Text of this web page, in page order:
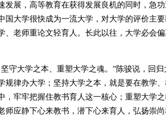
展，高等教育在获得发展良机的同时，急
国大学很快成为一流大学，对大学的评价主要
、老师重论文轻育人。长此以往，大学必会
守大学之本、重塑大学之魂。”陈骏说，回
规律办大学；坚持大学之本，就是要在教学
，牢牢把握住教书育人这一核心；重塑大学
师应静下心来教书，潜下心来育人，弘扬崇